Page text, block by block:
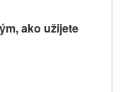
ako užijete